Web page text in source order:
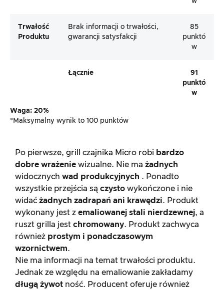
Trwałość
Produktu
Brak informacji o trwałości,
gwarancji satysfakcji
85
punktó
w
Łącznie
91
punktó
w
Waga: 20%
*Maksymalny wynik to 100 punktów
Po pierwsze, grill czajnika Micro robi bardzo
dobre wrażenie wizualne. Nie ma żadnych
widocznych wad produkcyjnych . Ponadto
wszystkie przejścia są czysto wykończone i nie
widać żadnych zadrapań ani krawędzi. Produkt
wykonany jest z emaliowanej stali nierdzewnej, a
ruszt grilla jest chromowany. Produkt zachwyca
również prostym i ponadczasowym
wzornictwem.
Nie ma informacji na temat trwałości produktu.
Jednak ze względu na emaliowanie zakładamy
długą żywot ność. Producent oferuje również